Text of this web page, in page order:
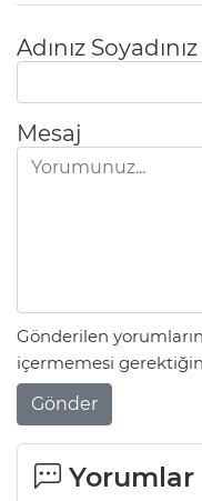
Adınız Soyadınız
Mesaj
Gönderilen
içermemesi
Gönder
Yorumlar